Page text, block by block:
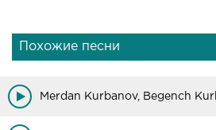
Похожие песни